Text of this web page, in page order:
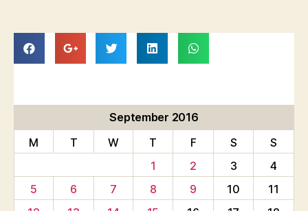
September 2016
M
T W T F S
S
1
2 3
4
5
6 7 8 9 10
11